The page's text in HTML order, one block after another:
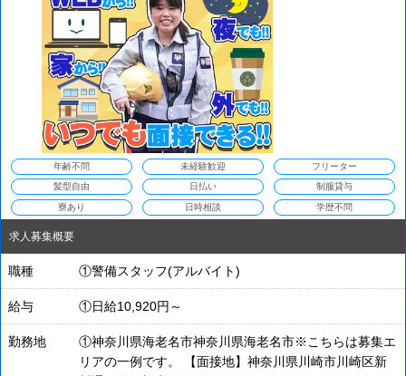
年齢不問 未経験歓迎 フリーター
髪型自由 日払い 制服貸与
寮あり 日時相談 学歴不問
求人募集概要
職種 ①警備スタッフ(アルバイト)
給与 ①日給10,920円～
勤務地
①神奈川県海老名市神奈川県海老名市※こちらは募集エ
リアの一例です。 【面接地】神奈川県川崎市川崎区新